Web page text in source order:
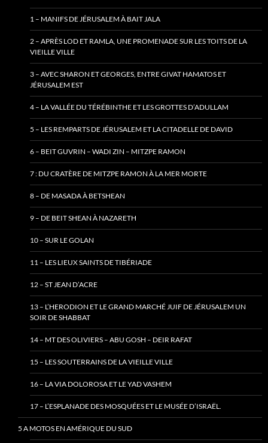
1 – MANIFS DE JÉRUSALEM À BAIT JALA
2 – APRÈS LOD ET RAMLA, UNE PROMENADE SUR LES TOITS DE LA
VIEILLE VILLE
3 – AVEC SHARON ET GEORGES, ENTRE GIVAT HAMATOS ET
JÉRUSALEM EST
4 – LA VALLÉE DU TÉRÉBINTHE ET LES GROTTES D’ADULLAM
5 – LES REMPARTS DE JÉRUSALEM ET LA CITADELLE DE DAVID
6 – BEIT GUVRIN – WADI ZIN – MITZPE RAMON
7 : DU CRATÈRE DE MITZPE RAMON À LA MER MORTE
8 – DE MASADA À BETSHEAN
9 – DE BEIT SHEAN À NAZARETH
10 – SUR LE GOLAN
11 – LES LIEUX SAINTS DE TIBÉRIADE
12 – ST JEAN D’ACRE
13 – L’HERODION ET LE GRAND MARCHÉ JUIF DE JÉRUSALEM UN
SOIR DE SHABBAT
14 – MT DES OLIVIERS – ABU GOSH – DEIR RAFAT
15 – LES SOUTERRAINS DE LA VIEILLE VILLE
16 – LA VIA DOLOROSA ET LE YAD VASHEM
17 – L’ESPLANADE DES MOSQUÉES ET LE MUSÉE D’ISRAËL.
5 A MOTOS EN AMÉRIQUE DU SUD